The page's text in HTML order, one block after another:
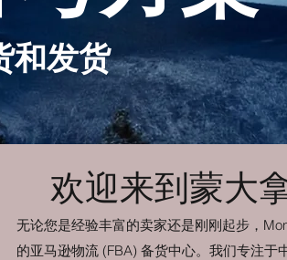
和发货
欢迎来到蒙大
无论您是经验丰富的卖家还是刚刚起步，
的亚马逊物流 (FBA) 备货中心。我们专注于